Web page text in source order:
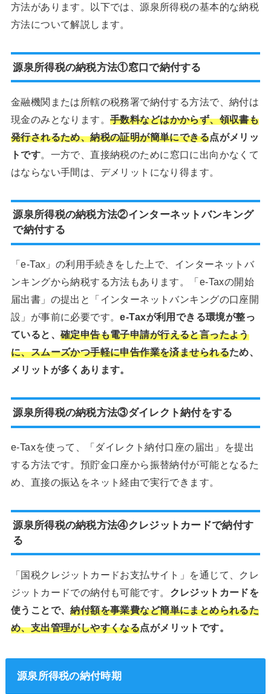
方法があります。以下では、源泉所得税の基本的な納税
方法について解説します。
源泉所得税の納税方法①窓口で納付する
金融機関または所轄の税務署で納付する方法で、納付は
現金のみとなります。手数料などはかからず、領収書も
発行されるため、納税の証明が簡単にできる点がメリッ
トです 。一方で、直接納税のために窓口に出向かなくて
はならない手間は、デメリットになり得ます。
源泉所得税の納税方法②インターネットバンキング
で納付する
「e-Tax」の利用手続きをした上で、インターネットバ
ンキングから納税する方法もあります。「e-Taxの開始
届出書」の提出と「インターネットバンキングの口座開
設」が事前に必要です。e-Taxが利用できる環境が整っ
ていると、 確定申告も電子申請が行えると言ったよう
に、スムーズかつ手軽に申告作業を済ませられるため、
メリットが多くあります。
源泉所得税の納税方法③ダイレクト納付をする
e-Taxを使って、「ダイレクト納付口座の届出」を提出
する方法です。預貯金口座から振替納付が可能となるた
め、直接の振込をネット経由で実行できます。
源泉所得税の納税方法④クレジットカードで納付す
る
「国税クレジットカードお支払サイト」を通じて、クレ
ジットカードでの納付も可能です。 クレジットカードを
使うことで、納付額を事業費など簡単にまとめられるた
め、支出管理がしやすくなる点がメリットです。
源泉所得税の納付時期